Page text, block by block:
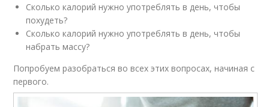
Сколько калорий нужно употреблять в день, чтобы
похудеть?
Сколько калорий нужно употреблять в день, чтобы
набрать массу?
Попробуем разобраться во всех этих вопросах, начиная с
первого.